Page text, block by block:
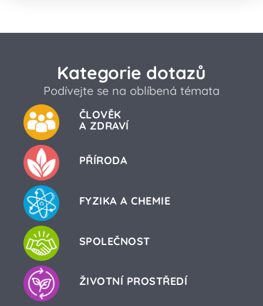
Kategorie dotazů
Podívejte se na oblíbená témata
ČLOVĚK
A ZDRAVÍ
PŘÍRODA
FYZIKA A CHEMIE
SPOLEČNOST
ŽIVOTNÍ PROSTŘEDÍ